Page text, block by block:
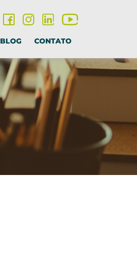
BLOG CONTATO